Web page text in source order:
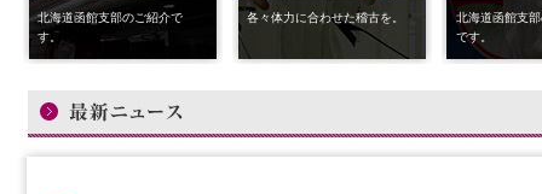
北海道函館支部のご紹介で
す。
各々体力に合わせた稽古を。
北海道函館支
です。